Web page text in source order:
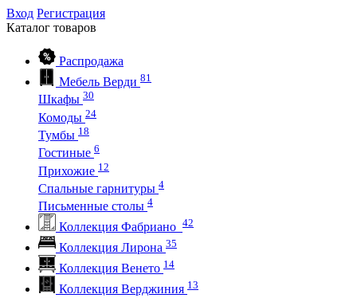
Вход Регистрация
Каталог товаров
Распродажа
Мебель Верди 81
Шкафы 30
Комоды 24
Тумбы 18
Гостиные 6
Прихожие 12
Спальные гарнитуры 4
Письменные столы 4
Коллекция Фабриано 42
Коллекция Лирона 35
Коллекция Венето 14
Коллекция Верджиния 13